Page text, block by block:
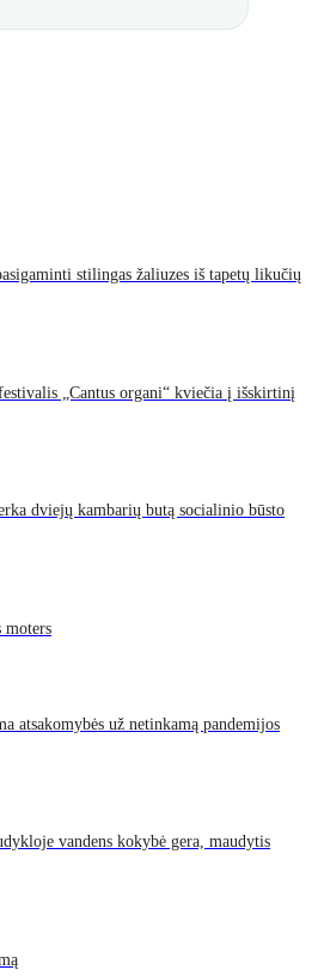
stilingas žaliuzes iš tapetų likučių
„Cantus organi“ kviečia į išskirtinį
dviejų kambarių butą socialinio būsto
moters
atsakomybės už netinkamą pandemijos
vandens kokybė gera, maudytis